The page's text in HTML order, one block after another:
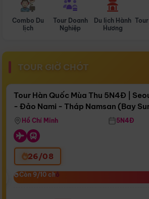
Combo Du
lịch
Tour Doanh
Nghiệp
Du lịch Hành
Hương
TOUR GIỜ CHÓT
Còn17 ngày 11:26:39
Bay Sun Phuquoc Airways
Tour Hàn Quốc Mùa Thu 5N4Đ |
- Đảo Nami - Tháp Namsan (Bay
Airways)
Hồ Chí Minh 5N4Đ
26/08
Còn 9/10 chỗ
Còn 9/10 chỗ